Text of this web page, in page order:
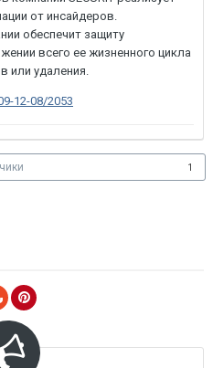
от инсайдеров.
обеспечит защиту
всего ее жизненного цикла
или удаления.
12-08/2053
1